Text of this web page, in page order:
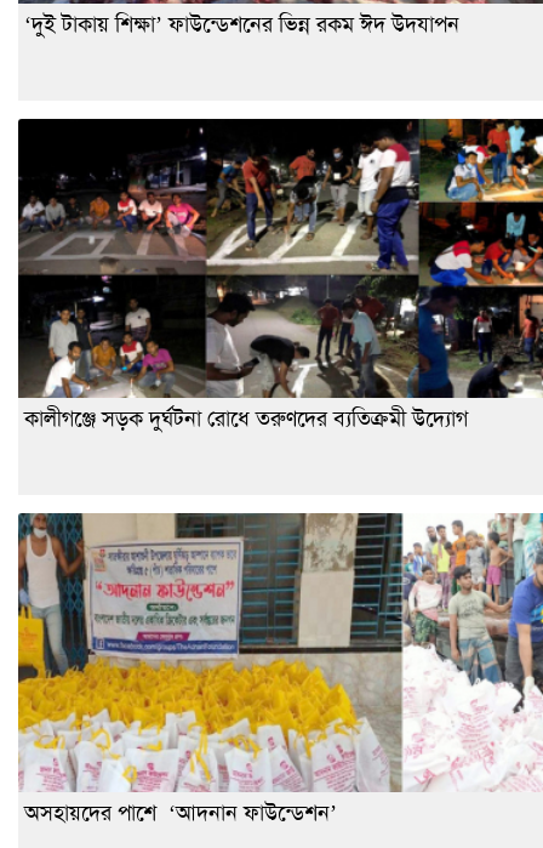
‘দুই টাকায় শিক্ষা’ ফাউন্ডেশনের ভিন্ন রকম ঈদ উদযাপন
কালীগঞ্জে সড়ক দুর্ঘটনা রোধে তরুণদের ব্যতিক্রমী উদ্যোগ
অসহায়দের পাশে ‘আদনান ফাউন্ডেশন’